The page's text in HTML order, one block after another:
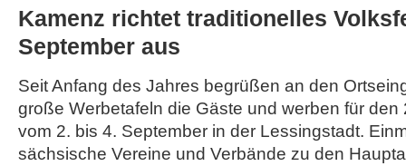
Kamenz richtet traditionelles
September aus
Seit Anfang des Jahres begrüßen an den
große Werbetafeln die Gäste und werben für den
vom 2. bis 4. September in der Lessingstadt.
sächsische Vereine und Verbände zu den